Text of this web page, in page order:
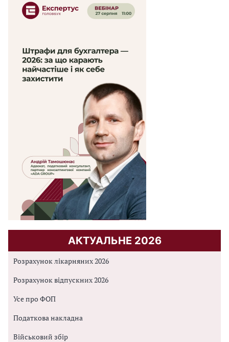
АКТУАЛЬНЕ 2026
Розрахунок лікарняних 2026
Розрахунок відпускних 2026
Усе про ФОП
Податкова накладна
Військовий збір